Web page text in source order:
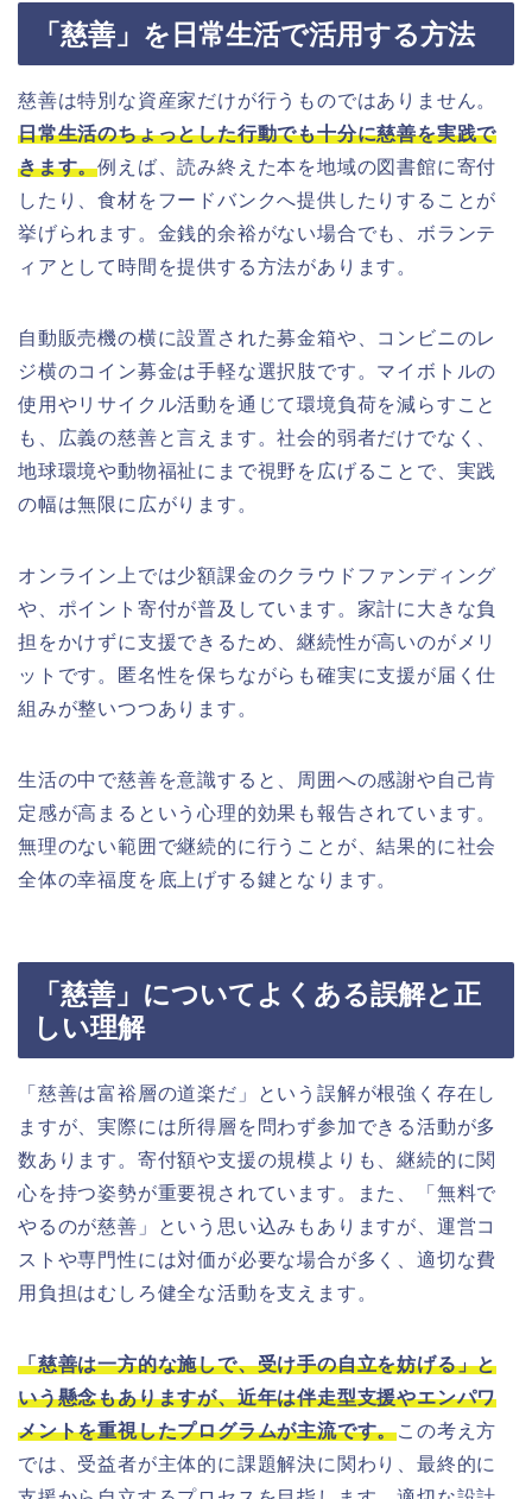
「慈善」を日常生活で活用する方法
慈善は特別な資産家だけが行うものではありません。
日常生活のちょっとした行動でも十分に慈善を実践で
きます。例えば、読み終えた本を地域の図書館に寄付
したり、食材をフードバンクへ提供したりすることが
挙げられます。金銭的余裕がない場合でも、ボランテ
ィアとして時間を提供する方法があります。
自動販売機の横に設置された募金箱や、コンビニのレ
ジ横のコイン募金は手軽な選択肢です。マイボトルの
使用やリサイクル活動を通じて環境負荷を減らすこと
も、広義の慈善と言えます。社会的弱者だけでなく、
地球環境や動物福祉にまで視野を広げることで、実践
の幅は無限に広がります。
オンライン上では少額課金のクラウドファンディング
や、ポイント寄付が普及しています。家計に大きな負
担をかけずに支援できるため、継続性が高いのがメリ
ットです。匿名性を保ちながらも確実に支援が届く仕
組みが整いつつあります。
生活の中で慈善を意識すると、周囲への感謝や自己肯
定感が高まるという心理的効果も報告されています。
無理のない範囲で継続的に行うことが、結果的に社会
全体の幸福度を底上げする鍵となります。
「慈善」についてよくある誤解と正
しい理解
「慈善は富裕層の道楽だ」という誤解が根強く存在し
ますが、実際には所得層を問わず参加できる活動が多
数あります。寄付額や支援の規模よりも、継続的に関
心を持つ姿勢が重要視されています。また、「無料で
やるのが慈善」という思い込みもありますが、運営コ
ストや専門性には対価が必要な場合が多く、適切な費
用負担はむしろ健全な活動を支えます。
「慈善は一方的な施しで、受け手の自立を妨げる」と
いう懸念もありますが、近年は伴走型支援やエンパワ
メントを重視したプログラムが主流です。この考え方
では、受益者が主体的に課題解決に関わり、最終的に